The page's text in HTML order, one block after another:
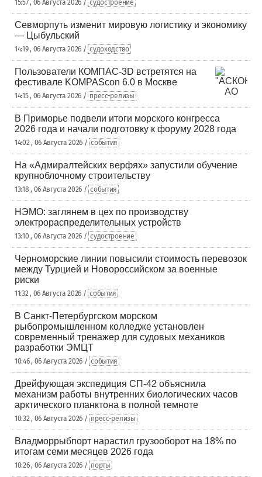
15:57 , 06 Августа 2026 / судостроение
Севморпуть изменит мировую логистику и экономику
— Цыбульский
14:19 , 06 Августа 2026 / судоходство
Пользователи КОМПАС-3D встретятся на
фестивале KOMPAScon 6.0 в Москве
14:15 , 06 Августа 2026 / пресс-релизы
В Приморье подвели итоги морского конгресса
2026 года и начали подготовку к форуму 2028 года
14:02 , 06 Августа 2026 / события
На «Адмиралтейских верфях» запустили обучение
крупноблочному строительству
13:18 , 06 Августа 2026 / события
НЭМО: заглянем в цех по производству
электрораспределительных устройств
13:10 , 06 Августа 2026 / судостроение
Черноморские линии повысили стоимость перевозок
между Турцией и Новороссийском за военные
риски
11:32 , 06 Августа 2026 / события
В Санкт-Петербургском морском
рыбопромышленном колледже установлен
современный тренажер для судовых механиков
разработки ЭМЦТ
10:46 , 06 Августа 2026 / события
Дрейфующая экспедиция СП-42 объяснила
механизм работы внутренних биологических часов
арктического планктона в полной темноте
10:32 , 06 Августа 2026 / пресс-релизы
Владморрыбпорт нарастил грузооборот на 18% по
итогам семи месяцев 2026 года
10:26 , 06 Августа 2026 / порты